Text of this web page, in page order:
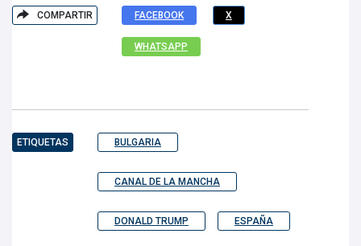
COMPARTIR FACEBOOK X
WHATSAPP
ETIQUETAS BULGARIA
CANAL DE LA MANCHA
DONALD TRUMP ESPAÑA